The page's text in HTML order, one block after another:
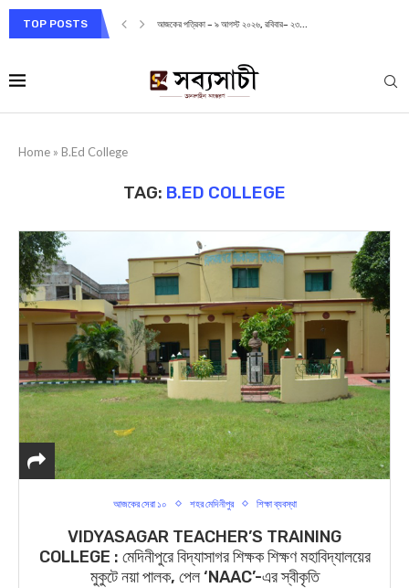
TOP POSTS আজকের পত্রিকা – ৯ আগস্ট ২০২৬, রবিবার– ২৩...
Home » B.Ed College
TAG: B.ED COLLEGE
আজকের সেরা ১০ শহর মেদিনীপুর শিক্ষা ব্যবস্থা
VIDYASAGAR TEACHER’S TRAINING
COLLEGE : মেদিনীপুরে বিদ্যাসাগর শিক্ষক শিক্ষণ মহাবিদ্যালয়ের
মুকুটে নয়া পালক, পেল ‘NAAC’-এর স্বীকৃতি